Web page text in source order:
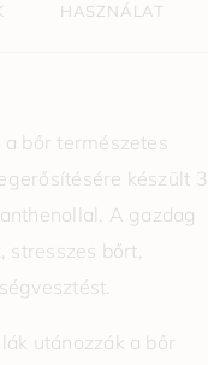
HASZNÁLAT
bőr természetes
készült 3
A gazdag
stresszes bőrt,
utánozzák a bőr